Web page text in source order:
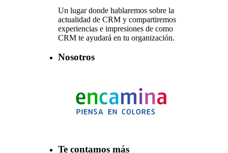
Un lugar donde hablaremos sobre la
actualidad de CRM y compartiremos
experiencias e impresiones de como
CRM te ayudará en tu organización.
Nosotros
Te contamos más